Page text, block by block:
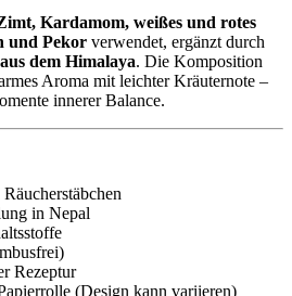
Kardamom, weißes und rotes
und Pekor verwendet, ergänzt durch
dem Himalaya. Die Komposition
Aroma mit leichter Kräuternote –
innerer Balance.
in Nepal
Rezeptur
(Design kann variieren)